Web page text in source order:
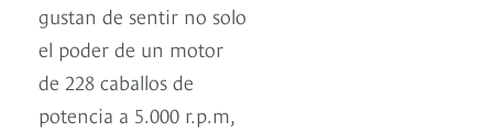
gustan de sentir no solo
el poder de un motor
de 228 caballos de
potencia a 5.000 r.p.m,